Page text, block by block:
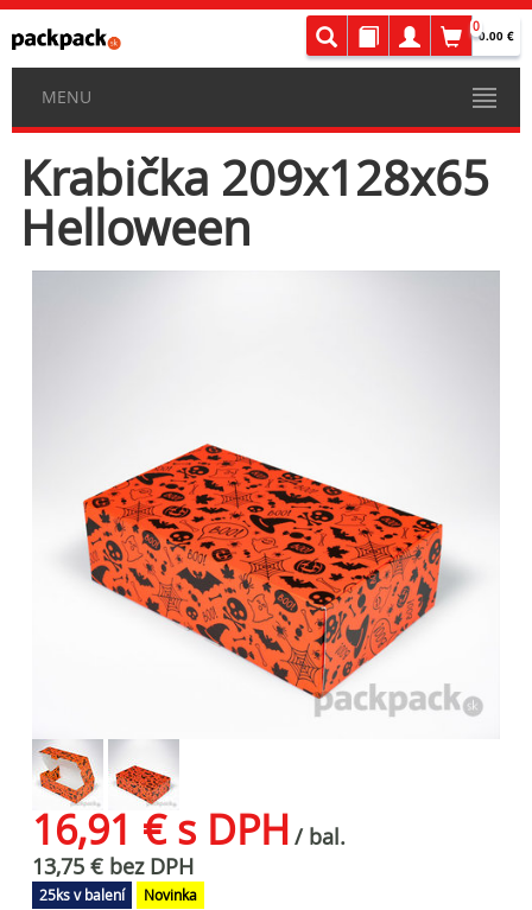
0
0.00 €
MENU
Krabička 209x128x65
Helloween
16,91 € s DPH / bal.
13,75 € bez DPH
25ks v balení Novinka